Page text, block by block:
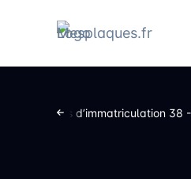
Plaques d’immatriculation 38